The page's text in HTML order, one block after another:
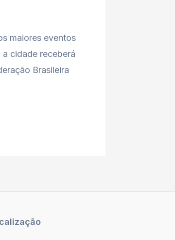
maiores eventos
cidade receberá
Brasileira